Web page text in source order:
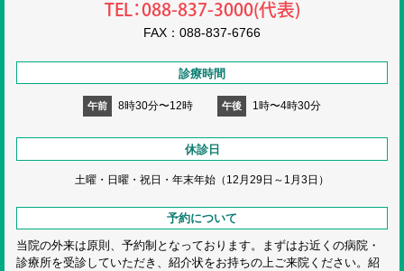
TEL：088-837-3000(代表)
FAX：088-837-6766
診療時間
午前 8時30分〜12時 午後 1時〜4時30分
休診日
土曜・日曜・祝日・ 年末年始（12月29日～1月3日）
予約について
当院の外来は原則、予約制となっております。まずはお近くの病院・
診療所を受診していただき、紹介状をお持ちの上ご来院ください。紹